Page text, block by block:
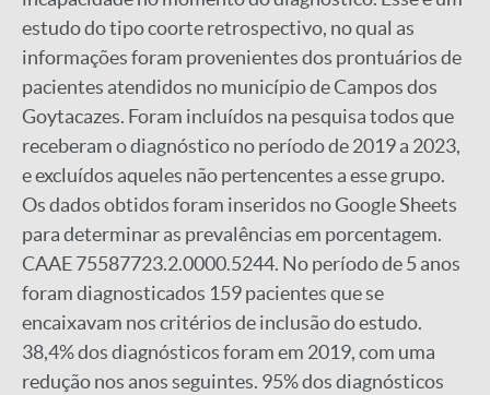
estudo do tipo coorte retrospectivo, no qual as
informações foram provenientes dos prontuários de
pacientes atendidos no município de Campos dos
Goytacazes. Foram incluídos na pesquisa todos que
receberam o diagnóstico no período de 2019 a 2023,
e excluídos aqueles não pertencentes a esse grupo.
Os dados obtidos foram inseridos no Google Sheets
para determinar as prevalências em porcentagem.
CAAE 75587723.2.0000.5244. No período de 5 anos
foram diagnosticados 159 pacientes que se
encaixavam nos critérios de inclusão do estudo.
38,4% dos diagnósticos foram em 2019, com uma
redução nos anos seguintes. 95% dos diagnósticos